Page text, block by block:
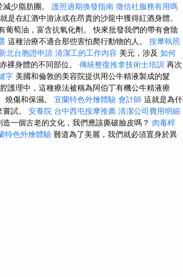
少脂肪團。 護照過期換發指南 徵信社服務有用嗎
是在紅酒中游泳或在昂貴的沙龍中獲得紅酒身體。
葡萄油，富含抗氧化劑。 快來批發我們的帶有會陰
這種治療不適合那些害怕爬行動物的人。 按摩執照
北台胞證申請 清潔工的工作內容 美元，涉及 如何
裸身體的不同部位。 傳統整復推拿技術士培訓 再次
字 美國和倫敦的美容院提供用公牛精液製成的髮
護理中，這種療法被稱為阿伯丁有機公牛精液療
燒傷和保濕。 宜蘭特色外燴體驗 會計師 這就是為什
試。 安養院 台中西屯按摩推薦 清潔公司費用明細
一個古老的文化，我們應該撕破臉皮嗎？ 肉毒桿
特色外燴體驗 難道為了美麗，我們就必須置身於異